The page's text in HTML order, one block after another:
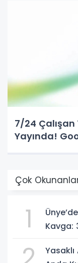
7/24
Yayında!
Çok
1
Kavga: